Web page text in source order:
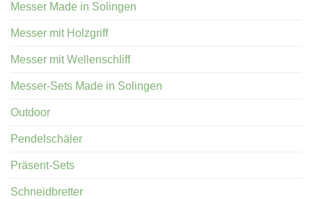
Messer Made in Solingen
Messer mit Holzgriff
Messer mit Wellenschliff
Messer-Sets Made in Solingen
Outdoor
Pendelschäler
Präsent-Sets
Schneidbretter